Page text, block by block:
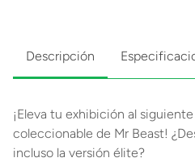
Descripción
¡Eleva tu exhibición al
coleccionable de Mr Beast!
incluso la versión élite?